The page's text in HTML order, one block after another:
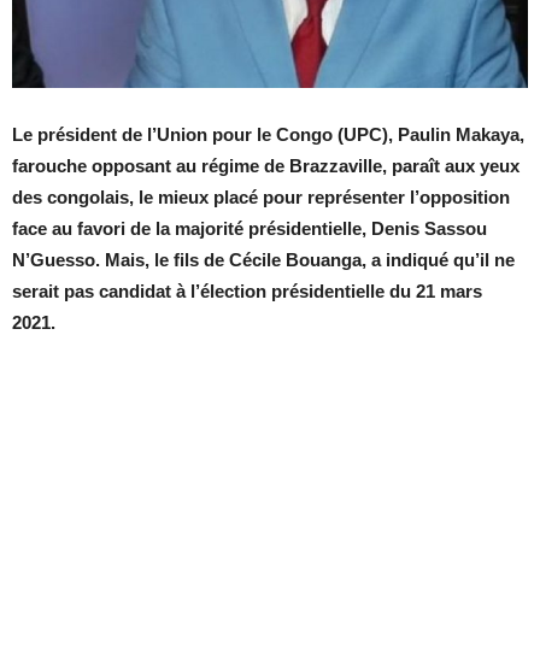
Le président de l’Union pour le Congo (UPC), Paulin Makaya,
farouche opposant au régime de Brazzaville, paraît aux yeux
des congolais, le mieux placé pour représenter l’opposition
face au favori de la majorité présidentielle, Denis Sassou
N’Guesso. Mais, le fils de Cécile Bouanga, a indiqué qu’il ne
serait pas candidat à l’élection présidentielle du 21 mars
2021.